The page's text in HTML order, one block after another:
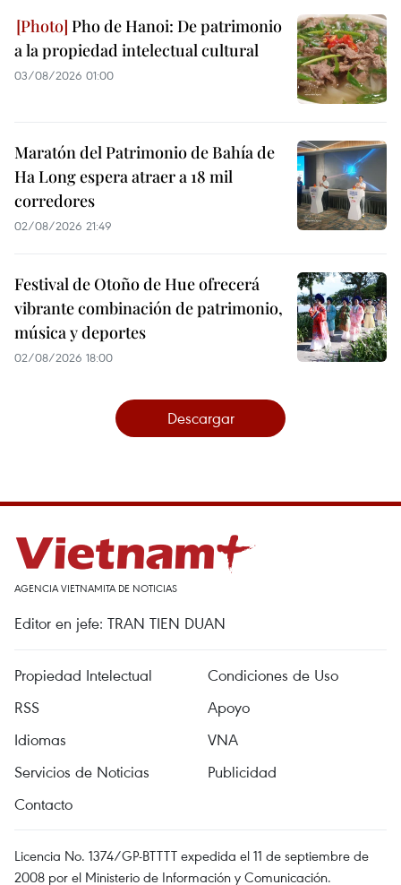
Pho de Hanoi: De patrimonio
a la propiedad intelectual cultural
03/08/2026 01:00
Maratón del Patrimonio de Bahía de
Ha Long espera atraer a 18 mil
corredores
02/08/2026 21:49
Festival de Otoño de Hue ofrecerá
vibrante combinación de patrimonio,
música y deportes
02/08/2026 18:00
Descargar
AGENCIA VIETNAMITA DE NOTICIAS
Editor en jefe: TRAN TIEN DUAN
Propiedad Intelectual
Condiciones de Uso
RSS
Apoyo
Idiomas
VNA
Servicios de Noticias
Publicidad
Contacto
Licencia No. 1374/GP-BTTTT expedida el 11 de septiembre de
2008 por el Ministerio de Información y Comunicación.